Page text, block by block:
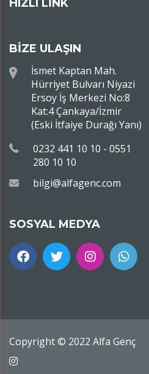
HIZLI LİNK
BİZE ULAŞIN
İsmet Kaptan Mah.
Hürriyet Bulvarı Niyazi
Ersoy İş Merkezi No:8
Kat:4 Çankaya/İzmir
(Eski İtfaiye Durağı Yanı)
0232 441 10 10 - 0551
280 10 10
bilgi@alfagenc.com
SOSYAL MEDYA
Copyright © 2022 Alfa Genç